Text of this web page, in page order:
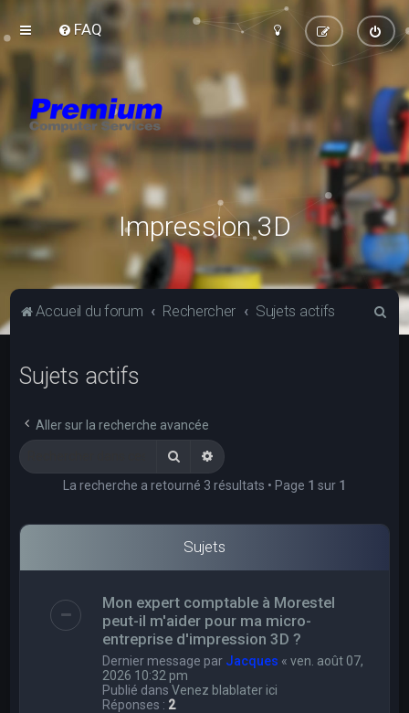
FAQ
Impression 3D
Accueil du forum Rechercher Sujets actifs
Sujets actifs
Aller sur la recherche avancée
RechercherRecherche avancée
La recherche a retourné 3 résultats • Page 1 sur 1
Sujets
Mon expert comptable à Morestel
peut-il m'aider pour ma micro-
entreprise d'impression 3D ?
Dernier message par Jacques «ven. août 07,
2026 10:32 pm
Publié dansVenez blablater ici
Réponses : 2